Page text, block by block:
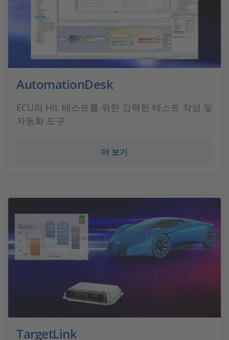
AutomationDesk
ECU의 HIL 테스트를 위한 강력한 테스트 작성 및
자동화 도구
더 보기
TargetLink